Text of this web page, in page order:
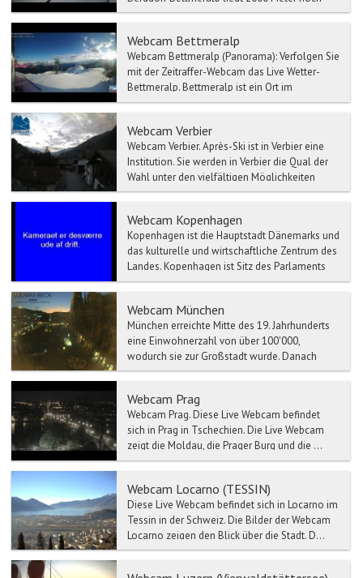
inmitten der ursprünglichen ...
Webcam Bettmeralp
Webcam Bettmeralp (Panorama): Verfolgen Sie
mit der Zeitraffer-Webcam das Live Wetter-
Bettmeralp. Bettmeralp ist ein Ort im
Schweizer...
Webcam Verbier
Webcam Verbier. Après-Ski ist in Verbier eine
Institution. Sie werden in Verbier die Qual der
Wahl unter den vielfältigen Möglichkeiten
habe...
Webcam Kopenhagen
Kopenhagen ist die Hauptstadt Dänemarks und
das kulturelle und wirtschaftliche Zentrum des
Landes. Kopenhagen ist Sitz des Parlaments
und der Regie...
Webcam München
München erreichte Mitte des 19. Jahrhunderts
eine Einwohnerzahl von über 100'000,
wodurch sie zur Großstadt wurde. Danach
stieg die Einwohnerzahl w...
Webcam Prag
Webcam Prag. Diese Live Webcam befindet
sich in Prag in Tschechien. Die Live Webcam
zeigt die Moldau, die Prager Burg und die ...
Webcam Locarno (TESSIN)
Diese Live Webcam befindet sich in Locarno im
Tessin in der Schweiz. Die Bilder der Webcam
Locarno zeigen den Blick über die Stadt. D...